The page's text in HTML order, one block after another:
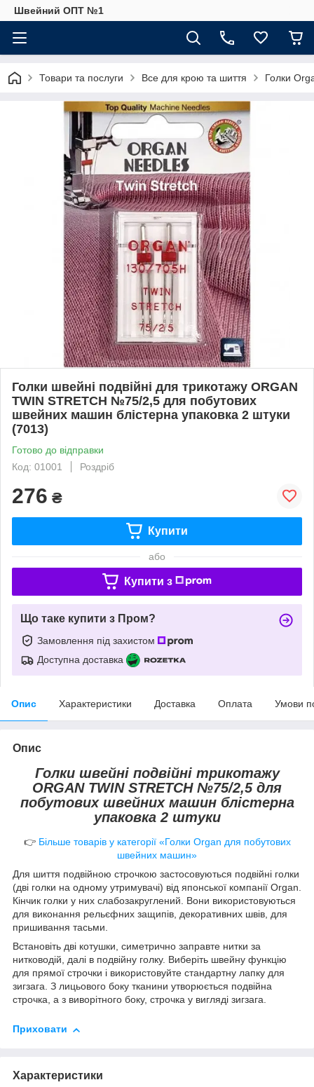
Швейний ОПТ №1
Товари та послуги Все для крою та шиття Голки
Голки швейні подвійні для трикотажу ORGAN
TWIN STRETCH №75/2,5 для побутових
швейних машин блістерна упаковка 2 штуки
(7013)
Готово до відправки
Код: 01001
Роздріб
276 ₴
Купити
або
Купити з
Що таке купити з Пром?
Замовлення під захистом
Доступна доставка
Опис Характеристики Доставка Оплата Умови
Опис
Голки швейні подвійні трикотажу
ORGAN TWIN STRETCH №75/2,5для
побутових швейних машин блістерна
упаковка 2 штуки
👉 Більше товарів у категорії «Голки Organ для побутових
швейних машин»
Для шиття подвійною строчкою застосовуються подвійні голки
(дві голки на одному утримувачі) від японської компанії Organ.
Кінчик голки у них слабозакруглений. Вони використовуються
для виконання рельєфних защипів, декоративних швів, для
пришивання тасьми.
Встановіть дві котушки, симетрично заправте нитки за
нитководій, далі в подвійну голку. Виберіть швейну функцію
для прямої строчки і використовуйте стандартну лапку для
зигзага. З лицьового боку тканини утворюється подвійна
строчка, а з виворітного боку, строчка у вигляді зигзага.
Приховати
Характеристики